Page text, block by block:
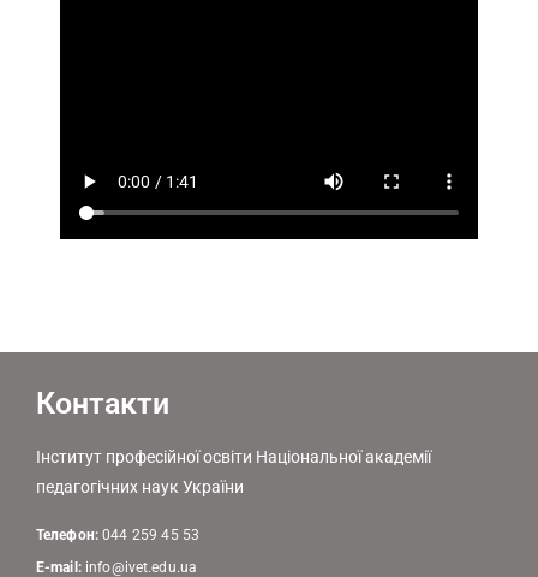
Контакти
Інститут професійної освіти Національної академії
педагогічних наук України
Телефон:044 259 45 53
E-mail: info@ivet.edu.ua